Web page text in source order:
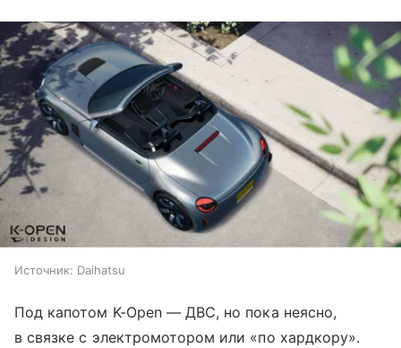
Источник: Daihatsu
Под капотом K-Open — ДВС, но пока неясно,
в связке с электромотором или «по хардкору».